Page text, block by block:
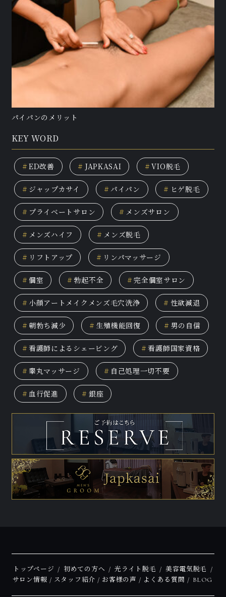
パイパンのメリット
KEY WORD
# ED改善 # JAPKASAI # VIO脱毛
# ジャップカサイ # パイパン # ヒゲ脱毛
# プライベートサロン # メンズサロン
# メンズハイフ # メンズ脱毛
# リフトアップ # リンパマッサージ
# 個室 # 勃起不全 # 完全個室サロン
# 小顔アートメイクメンズ毛穴洗浄 # 性欲減退
# 朝勃ち減少 # 生殖機能回復 # 男の自信
# 看護師によるシェービング # 看護師国家資格
# 睾丸マッサージ # 自己処理一切不要
# 血行促進 # 銀座
トップページ 初めての方へ 光ライト脱毛
美容電気脱毛
サロン情報
スタッフ紹介 お客様の声 よくある質問 BLOG